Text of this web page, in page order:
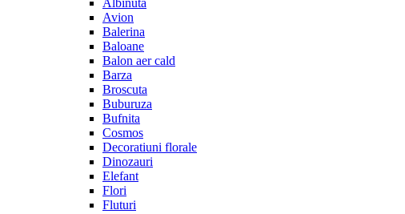
Albinuta
Avion
Balerina
Baloane
Balon aer cald
Barza
Broscuta
Buburuza
Bufnita
Cosmos
Decoratiuni florale
Dinozauri
Elefant
Flori
Fluturi